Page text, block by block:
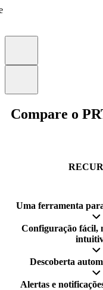
Compare o
Uma ferramenta
Configuração fácil,
Descoberta
Alertas e